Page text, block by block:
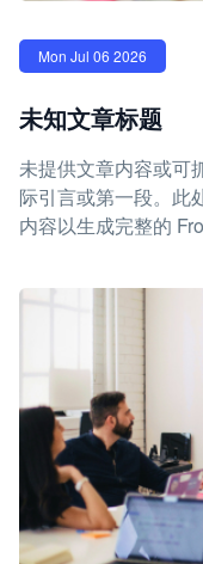
Mon Jul 06 2026
未知文章标题
未提供文章内容或可
际引言或第一段。此
内容以生成完整的